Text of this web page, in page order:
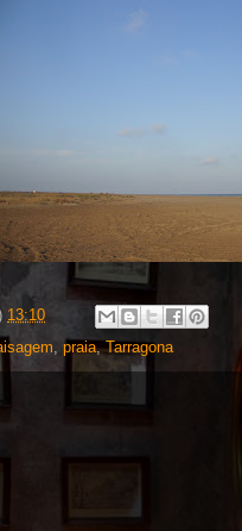
13:10
, praia,Tarragona